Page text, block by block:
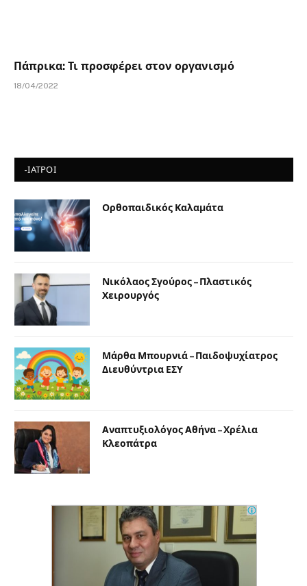
Πάπρικα: Τι προσφέρει στον οργανισμό
18/04/2022
-ΙΑΤΡΟΙ
Ορθοπαιδικός Καλαμάτα
Νικόλαος Σγούρος – Πλαστικός
Χειρουργός
Μάρθα Μπουρνιά – Παιδοψυχίατρος
Διευθύντρια ΕΣΥ
Αναπτυξιολόγος Αθήνα – Χρέλια
Κλεοπάτρα